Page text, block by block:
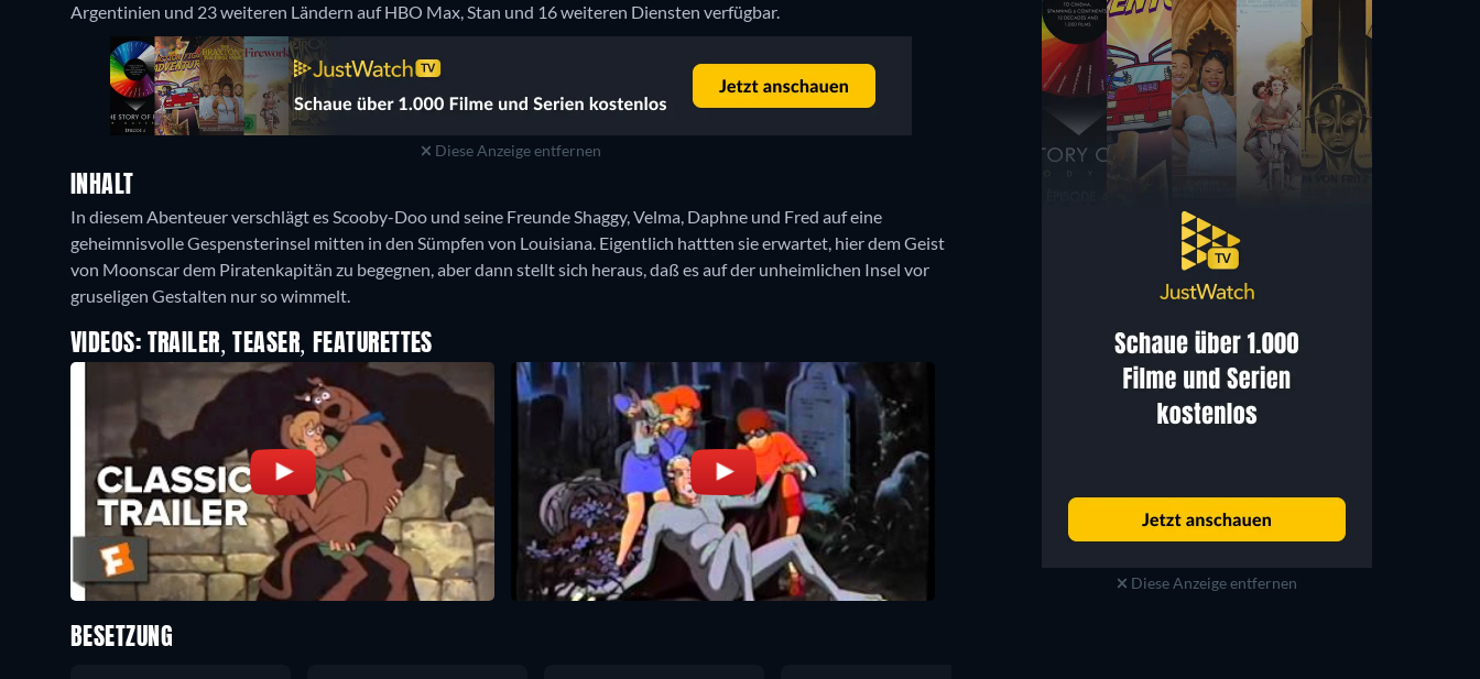
Argentinien und 23 weiteren Ländern auf HBO Max, Stan und 16 weiteren Diensten verfügbar.
Diese Anzeige entfernen
INHALT
In diesem Abenteuer verschlägt es Scooby-Doo und seine Freunde Shaggy, Velma, Daphne und Fred auf eine
geheimnisvolle Gespensterinsel mitten in den Sümpfen von Louisiana. Eigentlich hattten sie erwartet, hier dem Geist
von Moonscar dem Piratenkapitän zu begegnen, aber dann stellt sich heraus, daß es auf der unheimlichen Insel vor
gruseligen Gestalten nur so wimmelt.
VIDEOS: TRAILER, TEASER, FEATURETTES
Diese Anzeige entfernen
BESETZUNG